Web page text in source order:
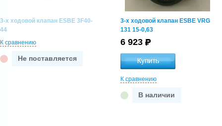
3-х ходовой клапан ESBE 3F40-
44
К сравнению
Не поставляется
3-х ходовой клапан ESBE VRG
131 15-0,63
6 923
К сравнению
В наличии